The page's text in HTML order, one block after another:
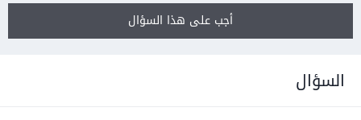
أجب على هذا السؤال
السؤال